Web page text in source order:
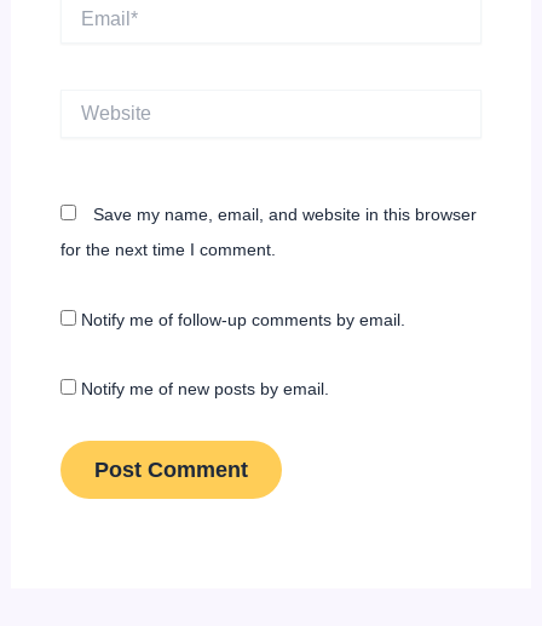
Website
Save my name, email, and website in this browser
for the next time I comment.
Notify me of follow-up comments by email.
Notify me of new posts by email.